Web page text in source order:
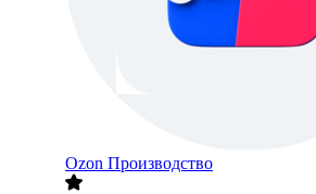
Ozon Производство